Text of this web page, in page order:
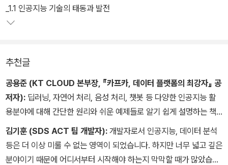
_1.1 인공지능 기술의 태동과 발전
추천글
공용준 (KT CLOUD 본부장, 『카프카, 데이터 플랫폼의 최강자』 공
저자): 딥러닝, 자연어 처리, 음성 처리, 챗봇 등 다양한 인공지능 활
용분야에 대해 간단한 원리와 쉬운 예제들로 알기 쉽게 설명하는 책
입니다. 개인 환경에서뿐만 아니라 인공지능 클라우드 서비스를 활용
하는 방법도 소개되어 있어서 입문자 분들도 편하게 따라 해보면서
이해할 수 있도록 잘 구성되어 있습니다. 간단하게 인공지능 서비스
김기훈 (SDS ACT 팀 개발자): 개발자로서 인공지능, 데이터 분석
등은 더 이상 미룰 수 없는 영역이 되었습니다. 하지만 너무 넓고 깊은
분야이기 때문에 어디서부터 시작해야 하는지 막막할 때가 많았습니